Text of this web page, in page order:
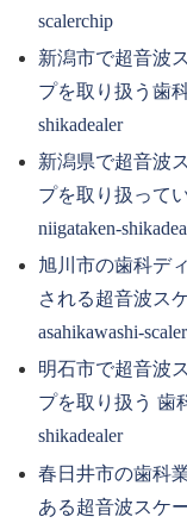
scalerchip
新潟市で超音波
プを取り扱う歯
shikadealer
新潟県で超音波
プを取り扱って
niigataken-
旭川市の歯科デ
される超音波ス
asahikawashi-
明石市で超音波
プを取り扱う 歯
shikadealer
春日井市の歯科
ある超音波スケ